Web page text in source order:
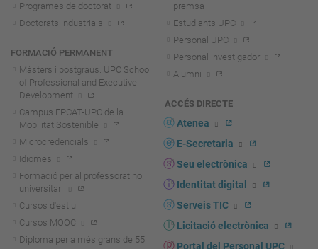
Programes de doctorat
Doctorats industrials
FORMACIÓ PERMANENT
Màsters i postgraus. UPC School
of Professional and Executive
Development
Campus FPCAT-UPC de la
Mobilitat Sostenible
Microcredencials
Idiomes
Formació per al professorat no
universitari
Cursos d'estiu
Cursos MOOC
Diploma per a més grans de 55
premsa
Estudiants UPC
Personal UPC
Personal investigador
Alumni
ACCÉS DIRECTE
Atenea
E-Secretaria
Seu electrònica
Identitat digital
Serveis TIC
Licitació electrònica